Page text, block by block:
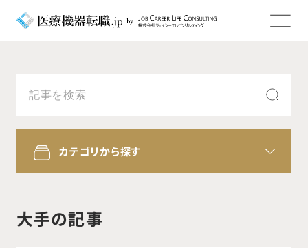
カテゴリから探す
大手の記事